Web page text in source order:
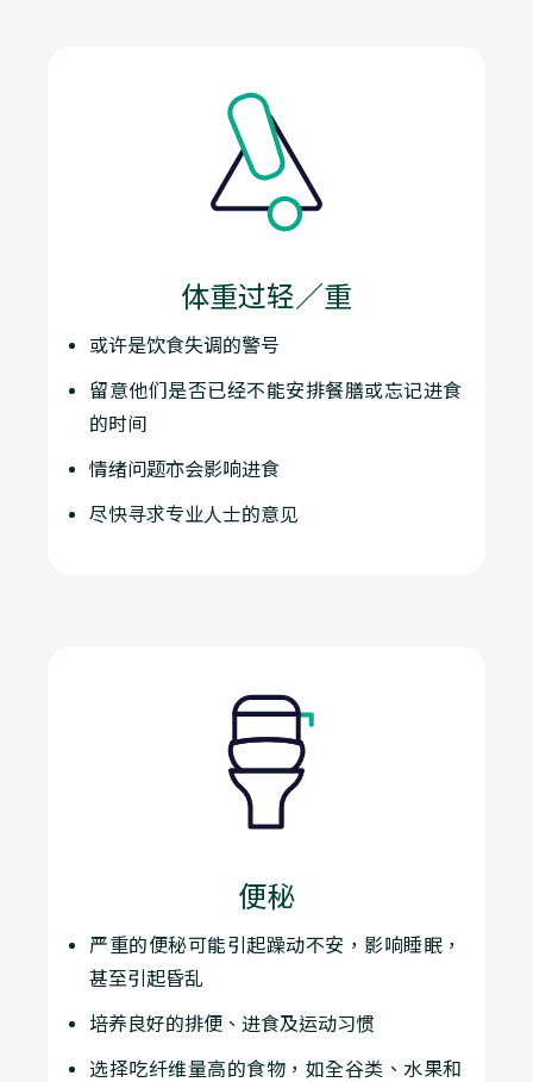
体重过轻／重
或许是饮食失调的警号
留意他们是否已经不能安排餐膳或忘记进食
的时间
情绪问题亦会影响进食
尽快寻求专业人士的意见
便秘
严重的便秘可能引起躁动不安，影响睡眠，
甚至引起昏乱
培养良好的排便、进食及运动习惯
选择吃纤维量高的食物，如全谷类、水果和